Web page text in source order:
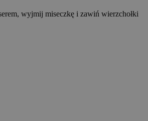
wyjmij miseczkę i zawiń wierzchołki